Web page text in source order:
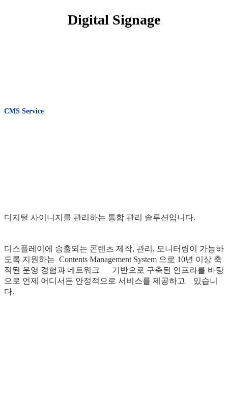
Digital Signage
CMS Service
디지털 사이니지를 관리하는 통합 관리 솔루션입니다.
디스플레이에 송출되는 콘텐츠 제작, 관리, 모니터링이 가능하
도록 지원하는 Contents Management System 으로 10년 이상 축
적된 운영 경험과 네트워크 기반으로 구축된 인프라를 바탕
으로 언제 어디서든 안정적으로 서비스를 제공하고 있습니
다.